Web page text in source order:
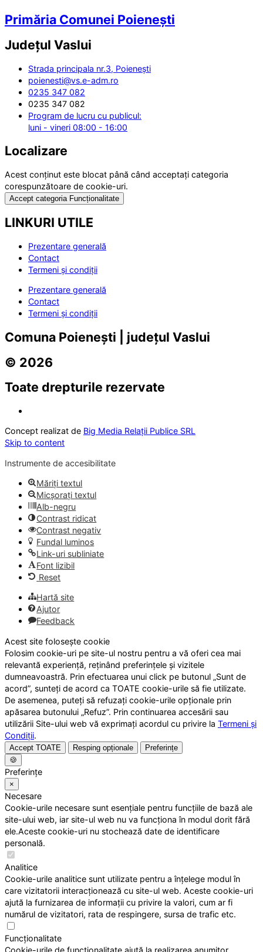
Primăria Comunei Poienești
Județul Vaslui
Strada principala nr.3, Poienești
poienesti@vs.e-adm.ro
0235 347 082
0235 347 082
Program de lucru cu publicul:
luni - vineri 08:00 - 16:00
Localizare
Acest conținut este blocat până când acceptați categoria
corespunzătoare de cookie-uri.
Accept categoria Funcționalitate
LINKURI UTILE
Prezentare generală
Contact
Termeni și condiții
Prezentare generală
Contact
Termeni și condiții
Comuna Poienești | județul Vaslui
© 2026
Toate drepturile rezervate
Concept realizat de Big Media Relații Publice SRL
Skip to content
Instrumente de accesibilitate
Măriți textul
Micșorați textul
Alb-negru
Contrast ridicat
Contrast negativ
Fundal luminos
Link-uri subliniate
Font lizibil
Reset
Hartă site
Ajutor
Feedback
Acest site folosește cookie
Folosim cookie-uri pe site-ul nostru pentru a vă oferi cea mai
relevantă experiență, reținând preferințele și vizitele
dumneavoastră. Prin efectuarea unui click pe butonul „Sunt de
acord”, sunteți de acord ca TOATE cookie-urile să fie utilizate.
De asemenea, puteți să refuzați cookie-urile opționale prin
apăsarea butonului „Refuz”. Prin continuarea accesării sau
utilizării Site-ului web vă exprimați acordul cu privire la Termeni și
Condiții.
Accept TOATE Resping opționale
Preferințe
🍪
Preferințe
×
Necesare
Cookie-urile necesare sunt esențiale pentru funcțiile de bază ale
site-ului web, iar site-ul web nu va funcționa în modul dorit fără
ele.Aceste cookie-uri nu stochează date de identificare
personală.
Analitice
Cookie-urile analitice sunt utilizate pentru a înțelege modul în
care vizitatorii interacționează cu site-ul web. Aceste cookie-uri
ajută la furnizarea de informații cu privire la valori, cum ar fi
numărul de vizitatori, rata de respingere, sursa de trafic etc.
Funcționalitate
Cookie-urile de funcționalitate ajută la realizarea anumitor